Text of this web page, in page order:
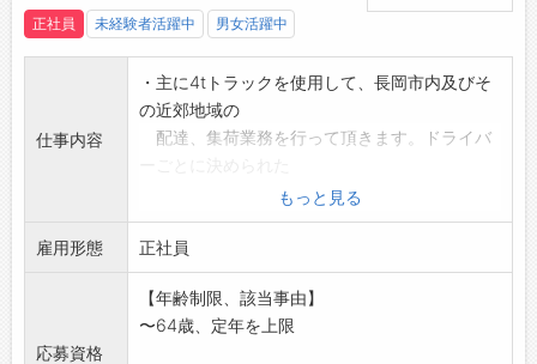
正社員 未経験者活躍中 男女活躍中
仕事内容
・主に4tトラックを使用して、長岡市内及びそ
の近郊地域の
配達、集荷業務を行って頂きます。ドライバ
エリアやルートを担当し、配達先や集荷先は
主に法人顧客です。
・午前中は配達業務(問屋・店舗などへ、10～
20件程度)、
午後は集荷業務(得意先の工場や物流拠点など
からまとめて
もっと見る
雇用形態 正社員
応募資格
【年齢制限、該当事由】
〜64歳、定年を上限